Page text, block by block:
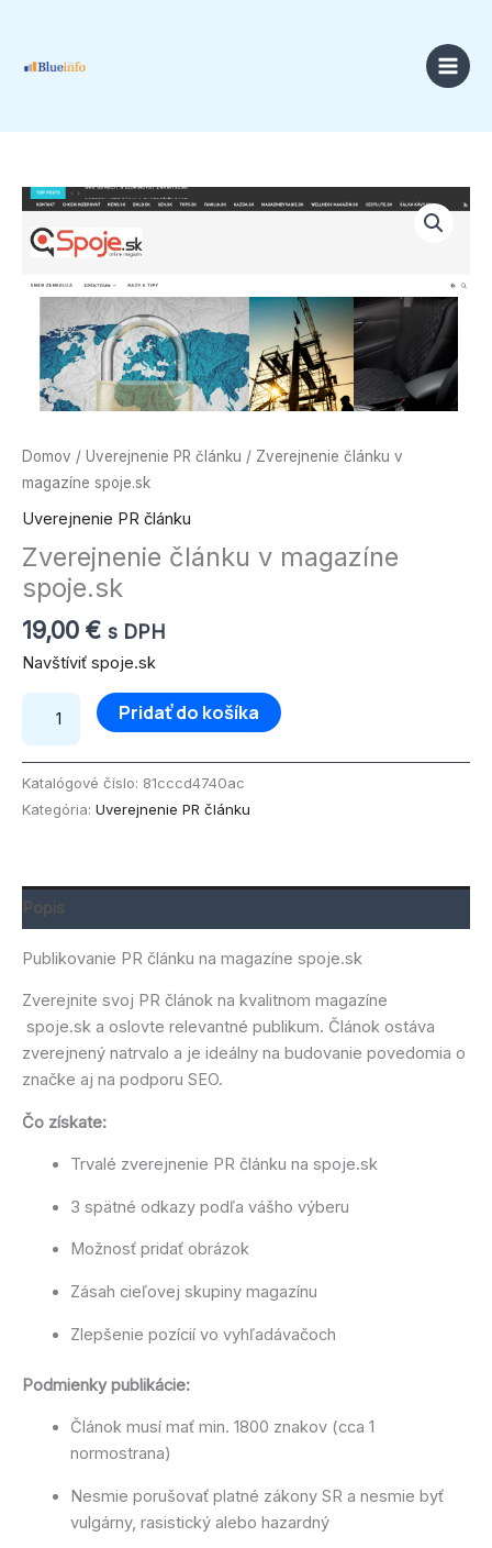
obsah
Domov / Uverejnenie PR článku / Zverejnenie článku v
magazíne spoje.sk
Uverejnenie PR článku
Zverejnenie článku v magazíne
spoje.sk
19,00 € s DPH
Navštíviť spoje.sk
množstvo
Zverejnenie
článku
magazíne
spoje.sk
Pridať do košíka
Katalógové číslo: 81cccd4740ac
Kategória: Uverejnenie PR článku
Popis
Publikovanie PR článku na magazíne spoje.sk
Zverejnite svoj PR článok na kvalitnom magazíne
spoje.sk a oslovte relevantné publikum. Článok ostáva
zverejnený natrvalo a je ideálny na budovanie povedomia o
značke aj na podporu SEO.
Čo získate:
Trvalé zverejnenie PR článku na spoje.sk
3 spätné odkazy podľa vášho výberu
Možnosť pridať obrázok
Zásah cieľovej skupiny magazínu
Zlepšenie pozícií vo vyhľadávačoch
Podmienky publikácie:
Článok musí mať min. 1800 znakov (cca 1
normostrana)
Nesmie porušovať platné zákony SR a nesmie byť
vulgárny, rasistický alebo hazardný